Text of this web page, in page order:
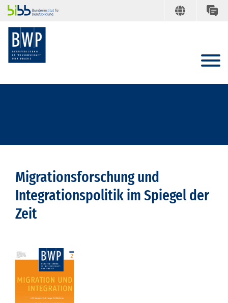
Migrationsforschung und
Integrationspolitik im Spiegel der
Zeit